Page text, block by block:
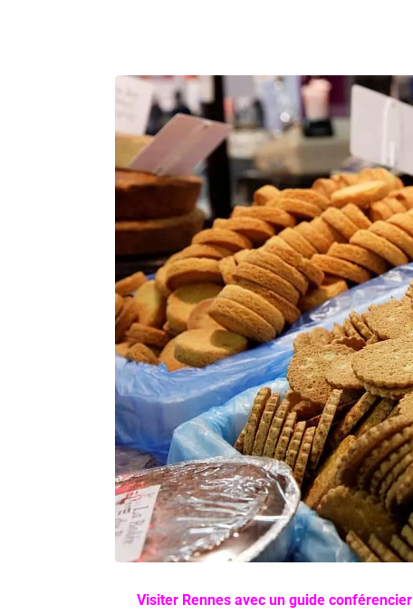
Visiter Rennes avec un guide conférencier